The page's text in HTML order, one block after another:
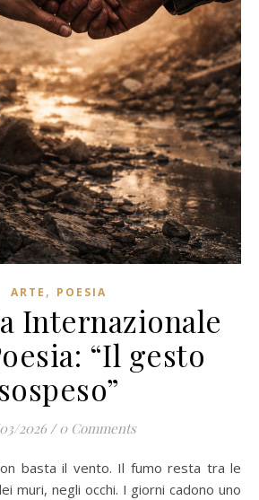
ARTE , POESIA
Internazionale
“Il gesto
sospeso”
2026 / 0 Comments
muri, negli occhi. I giorni cadono uno